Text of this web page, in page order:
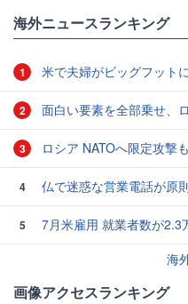
海外ニュースランキング
1 米で夫婦がビッグフット
2 面白い要素を全部乗せ、ローグライク×デ
3 ロシア NATOへ限定攻撃
4 仏で迷惑な営業電話が原
5
7月米雇用 就業者数が2.3
海
画像アクセスランキング